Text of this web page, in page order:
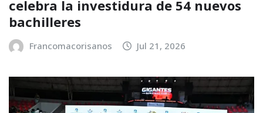
celebra la investidura de 54 nuevos
bachilleres
Francomacorisanos Jul 21, 2026